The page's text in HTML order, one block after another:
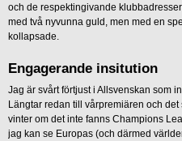
och de respektingivande
med två nyvunna guld, men med en
kollapsade.
Engagerande insitution
Jag är svårt förtjust i Allsvenskan som
Längtar redan till vårpremiären och
vinter om det inte fanns Champions
jag kan se Europas (och därmed